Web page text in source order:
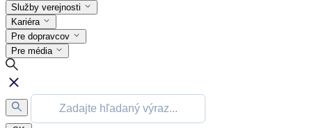
Služby verejnosti
Kariéra
Pre dopravcov
Pre média